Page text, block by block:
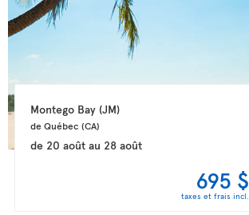
Montego Bay (JM)
de Québec (CA)
de 20 aoûtau 28 août
695 $
taxes et frais incl.